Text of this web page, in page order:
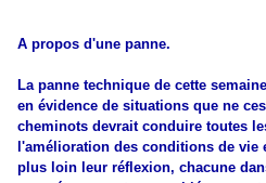
A propos d'une panne.
La panne technique de cette
en évidence de situations que ne
cheminots devrait conduire toutes
l'amélioration des conditions de vie
plus loin leur réflexion, chacune